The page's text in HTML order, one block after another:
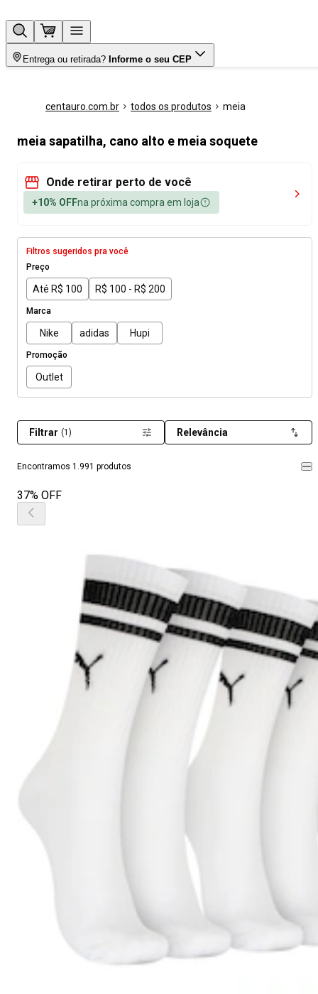
Entrega ou retirada? Informe o seu CEP
centauro.com.br todos os produtos meia
meia sapatilha, cano alto e meia soquete
Onde retirar perto de você
+10% OFFna próxima compra em loja
Filtros sugeridos pra você
Preço
Até R$ 100 R$ 100 - R$ 200
Marca
Nike adidas Hupi
Promoção
Outlet
Encontramos 1.991 produtos
Filtrar (1) Relevância
37% OFF